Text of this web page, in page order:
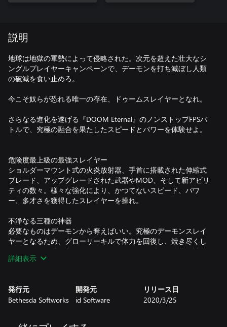
説明
地球は地獄の軍勢によって侵略された。次元を超えた壮大なシ
ングルプレイヤーキャンペーンで、デーモンを打ち滅ぼし人類
の破滅を食い止めろ。
今こそ奴らが恐れる唯一の存在、ドゥームスレイヤーとなれ。
さらなる進化を遂げる『DOOM Eternal』のノンストップFPSバ
トルで、究極の融合を果たしたスピードとパワーを体験せよ。
危険度最上級の最強スレイヤー
ショルダーマウント式の火炎放射器、手首に搭載された伸縮式
ブレード、アップグレードされた武器やMOD、そして新アビリ
ティの数々。様々な強化により、かつてないスピード、パワ
ー、多才さを獲得したスレイヤーを操れ。
不浄なる三種の神器
必要なものはデーモンから奪えばいい。究極のデーモンスレイ
ヤーとなるため、グローリーキルで体力を回復し、焼き尽くし
てアーマーを手に入れ、チェーンソーで引き裂いて弾薬を補充
しろ。
2対1のマルチプレイヤーバトルが新たに登場。完全武装したド
ゥームスレイヤー1人とプレイヤー操作のデーモン2体に別れ、
る。
詳細表示
発行元
Bethesda Softworks
開発元
id Software
リリース日
2020/3/25